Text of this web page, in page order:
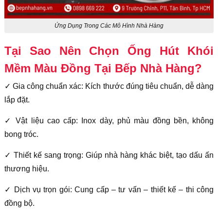
Ứng Dụng Trong Các Mô Hình Nhà Hàng
Tại Sao Nên Chọn Ống Hút Khói
Mềm Màu Đồng Tại Bếp Nhà Hàng?
✓ Gia công chuẩn xác: Kích thước đúng tiêu chuẩn, dễ dàng
lắp đặt.
✓ Vật liệu cao cấp: Inox dày, phủ màu đồng bền, không
bong tróc.
✓ Thiết kế sang trọng: Giúp nhà hàng khác biệt, tạo dấu ấn
thương hiệu.
✓ Dịch vụ trọn gói: Cung cấp – tư vấn – thiết kế – thi công
đồng bộ.